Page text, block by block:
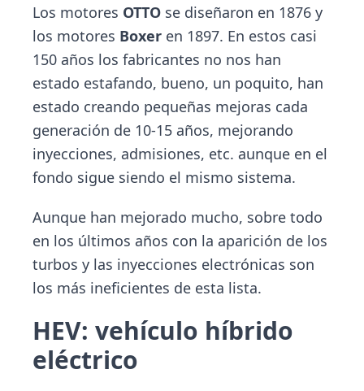
Los motores OTTO se diseñaron en 1876 y
los motores Boxer en 1897. En estos casi
150 años los fabricantes no nos han
estado estafando, bueno, un poquito, han
estado creando pequeñas mejoras cada
generación de 10-15 años, mejorando
inyecciones, admisiones, etc. aunque en el
fondo sigue siendo el mismo sistema.
Aunque han mejorado mucho, sobre todo
en los últimos años con la aparición de los
turbos y las inyecciones electrónicas son
los más ineficientes de esta lista.
HEV: vehículo híbrido
eléctrico